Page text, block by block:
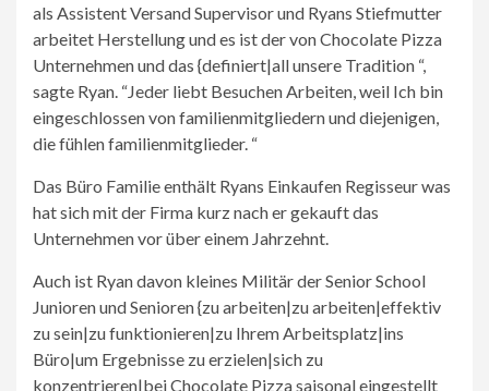
als Assistent Versand Supervisor und Ryans Stiefmutter
arbeitet Herstellung und es ist der von Chocolate Pizza
Unternehmen und das {definiert|all unsere Tradition “,
sagte Ryan. “Jeder liebt Besuchen Arbeiten, weil Ich bin
eingeschlossen von familienmitgliedern und diejenigen,
die fühlen familienmitglieder. “
Das Büro Familie enthält Ryans Einkaufen Regisseur was
hat sich mit der Firma kurz nach er gekauft das
Unternehmen vor über einem Jahrzehnt.
Auch ist Ryan davon kleines Militär der Senior School
Junioren und Senioren {zu arbeiten|zu arbeiten|effektiv
zu sein|zu funktionieren|zu Ihrem Arbeitsplatz|ins
Büro|um Ergebnisse zu erzielen|sich zu
konzentrieren|bei Chocolate Pizza saisonal eingestellt